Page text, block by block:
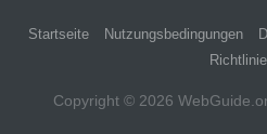
Startseite Nutzungsbedingungen
Richtlinie
Copyright © 2026